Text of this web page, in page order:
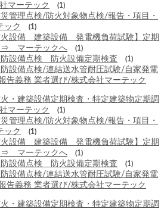
マーテック
(1)
管理点検/防火対象物点検/報告・項目・
ック
(1)
火設備 建築設備 発電機負荷試験】定期
⇒ マーテックへ
(1)
設備点検 防火設備定期検査 (1)
設備点検/連結送水管耐圧試験/自家発電
告義務 業者選び/株式会社マーテック
・建築設備定期検査・特定建築物定期調
マーテック
(1)
管理点検/防火対象物点検/報告・項目・
ック
(1)
火設備 建築設備 発電機負荷試験】定期
⇒ マーテックへ
(1)
設備点検 防火設備定期検査 (1)
設備点検/連結送水管耐圧試験/自家発電
告義務 業者選び/株式会社マーテック
・建築設備定期検査・特定建築物定期調